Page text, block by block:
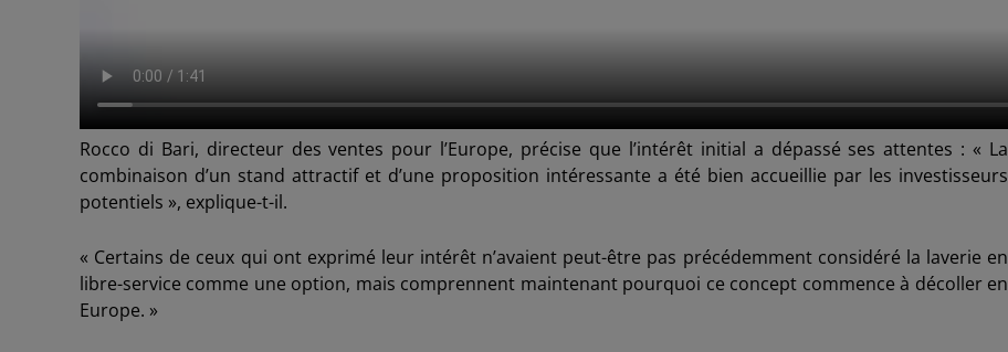
Rocco di Bari, directeur des ventes pour l’Europe, précise que l’intérêt initial a dépassé ses attentes : « La
combinaison d’un stand attractif et d’une proposition intéressante a été bien accueillie par les investisseurs
potentiels », explique-t-il.
« Certains de ceux qui ont exprimé leur intérêt n’avaient peut-être pas précédemment considéré la laverie en
libre-service comme une option, mais comprennent maintenant pourquoi ce concept commence à décoller en
Europe. »